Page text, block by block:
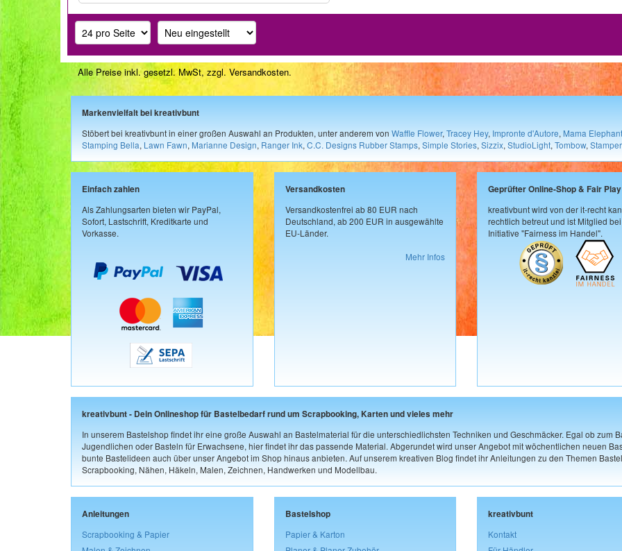
Alle Preise inkl. gesetzl. MwSt, zzgl. Versandkosten.
Markenvielfalt bei kreativbunt
Stöbert bei kreativbunt in einer großen Auswahl an Produkten, unter anderem von Waffle Flower, Tracey Hey, Impronte d'Autore, Mama Elephant
Stamping Bella, Lawn Fawn, Marianne Design, Ranger Ink, C.C. Designs Rubber Stamps, Simple Stories, Sizzix, StudioLight, Tombow,
Einfach zahlen
Als Zahlungsarten bieten wir PayPal,
Sofort, Lastschrift, Kreditkarte und
Vorkasse.
Versandkosten
Versandkostenfrei ab 80 EUR nach
Deutschland, ab 200 EUR in ausgewählte
EU-Länder.
Mehr Infos
Geprüfter Online-Shop & Fair Play
kreativbunt wird von der it-recht
rechtlich betreut und ist Mitglied
Initiative "Fairness im Handel".
kreativbunt - Dein Onlineshop für Bastelbedarf rund um Scrapbooking, Karten und vieles mehr
In unserem Bastelshop findet ihr eine große Auswahl an Bastelmaterial für die unterschiedlichsten Techniken und Geschmäcker. Egal ob zum
Jugendlichen oder Basteln für Erwachsene, hier findet ihr das passende Material. Abgerundet wird unser Angebot mit wöchentlichen neuen
bunte Bastelideen auch über unser Angebot im Shop hinaus anbieten. Auf unserem kreativen Blog findet ihr Anleitungen zu den Themen
Scrapbooking, Nähen, Häkeln, Malen, Zeichnen, Handwerken und Modellbau.
Anleitungen
Scrapbooking & Papier
Bastelshop
Papier & Karton
kreativbunt
Kontakt